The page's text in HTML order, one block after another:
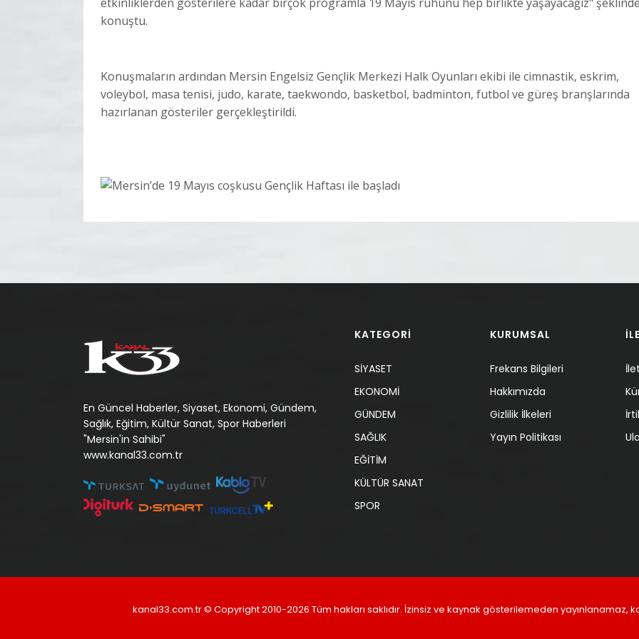
konuştu.
Konuşmaların ardından Mersin Engelsiz Gençlik Merkezi Halk Oyunları ekibi ile cimnastik, eskrim,
voleybol, masa tenisi, judo, karate, taekwondo, basketbol, badminton, futbol ve güreş branşlarında
hazırlanan gösteriler gerçekleştirildi.
En Güncel Haberler, Siyaset, Ekonomi, Gündem,
Sağlık, Eğitim, Kültür Sanat, Spor Haberleri
"Mersin'in Sahibi"
www.kanal33.com.tr
KATEGORİ
SİYASET
EKONOMİ
GÜNDEM
SAĞLIK
EĞİTİM
KÜLTÜR SANAT
SPOR
KURUMSAL
Frekans Bilgileri
Hakkımızda
Gizlilik İlkeleri
Yayın Politikası
kanal33.com.tr © Copyright 2010-2026 Tüm hakları saklıdır. İzinsiz ve kaynak gösterilemeden